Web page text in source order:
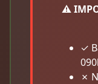
⚠️
✓
✗